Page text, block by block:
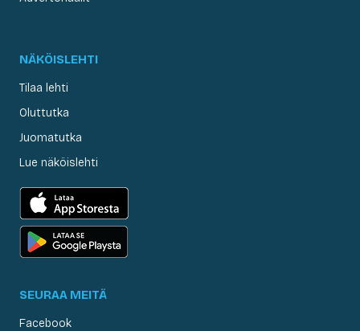
NÄKÖISLEHTI
Tilaa lehti
Oluttutka
Juomatutka
Lue näköislehti
SEURAA MEITÄ
Facebook